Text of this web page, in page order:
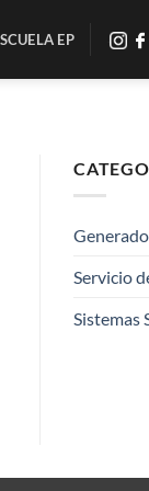
EP -
Servicio
Sistemas
sus